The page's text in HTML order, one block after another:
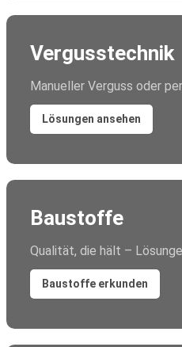
Vergusstechnik
Manueller Verguss oder
Lösungen ansehen
Baustoffe
Qualität, die hält –
Baustoffe erkunden